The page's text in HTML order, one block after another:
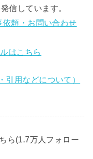
信しています。
頼・お問い合わせ
はこちら
引用などについて）
ら(1.7万人フォロー